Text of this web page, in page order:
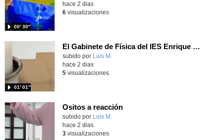
00′ 30″
hace 2 dias
6visualizaciones
El Gabinete de Física del IES Enrique Tierno Galván de Parla (Curso 25-26)
Contenido educativo.
subido por Luis M.
01′ 01″
hace 2 dias
5visualizaciones
Ositos a reacción
Contenido educativo.
subido por Luis M.
hace 2 dias
3visualizaciones